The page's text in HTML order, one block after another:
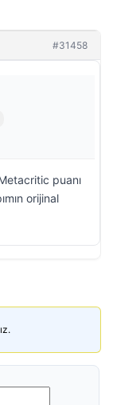
#31458
puanı
orijinal